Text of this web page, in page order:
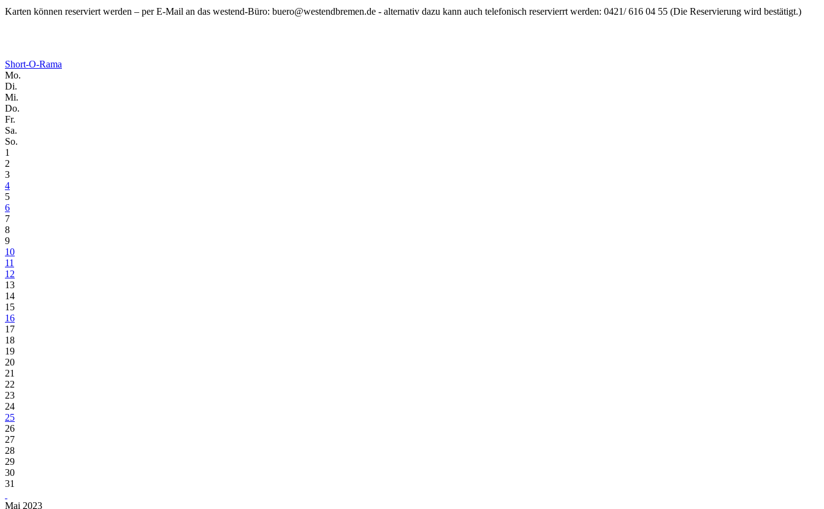
Karten können reserviert werden – per E-Mail an das westend-Büro: buero@westendbremen.de - alternativ dazu kann auch telefonisch reservierrt werden: 0421/ 616 04 55 (Die Reservierung wird bestätigt.)
Short-O-Rama
Mo.
Di.
Mi.
Do.
Fr.
Sa.
So.
1
2
3
4
5
6
7
8
9
10
11
12
13
14
15
16
17
18
19
20
21
22
23
24
25
26
27
28
29
30
31
Mai 2023